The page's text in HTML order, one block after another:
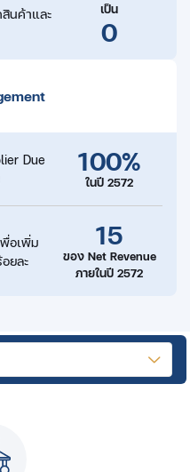
นค้าและ
เป็น
0
Due
100%
ในปี 2572
อเพิ่ม
ยละ
15
ของ Net Revenue
ภายในปี 2572